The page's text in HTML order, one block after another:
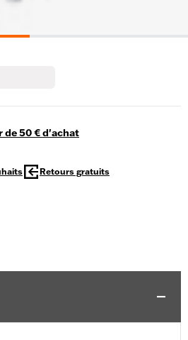
de 50 € d'achat
Retours gratuits